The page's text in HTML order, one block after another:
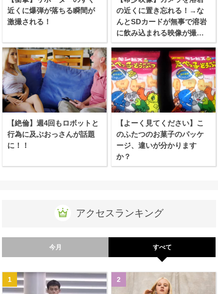
近くに爆弾が落ちる瞬間が
激撮される！
の近くに置き忘れる！→な
んとSDカードが無事で溶岩
に飲み込まれる映像が撮れ
たらしい！
【絶倫】週4回もロボットと
行為に及ぶおっさんが話題
に！！
【よーく見てください】こ
のふたつのお菓子のパッケ
ージ、違いが分かります
か？
アクセスランキング
今月 すべて